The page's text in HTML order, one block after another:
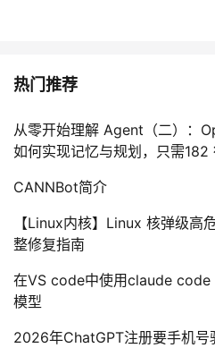
的
课
程
我
的
认
证
我
的
实
我
的
技
术
支
的
云
声
议
热门推荐
从零开始理解 Agent（二）：
如何实现记忆与规划，只需182
CANNBot简介
【Linux内核】Linux 核弹级
整修复指南
在VS code中使用claude
模型
2026年ChatGPT注册要手机